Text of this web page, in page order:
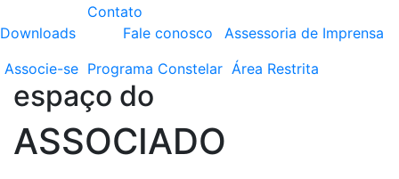
Downloads
Contato
Fale conosco
Assessoria de Imprensa
Associe-se Programa Constelar Área Restrita
espaço do
ASSOCIADO